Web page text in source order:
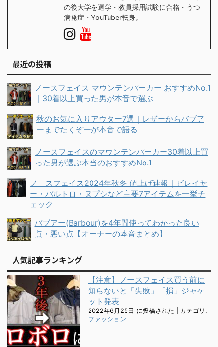
の後大学を退学・教員採用試験に合格・うつ
病発症・YouTuber転身。
最近の投稿
ノースフェイス マウンテンパーカー おすすめNo.1
｜30着以上買った男が本音で選ぶ
秋のお気に入りアウター7選｜レザーからバブア
ーまでたくぞーが本音で語る
ノースフェイスのマウンテンパーカー30着以上買
った男が選ぶ本当のおすすめNo.1
ノースフェイス2024年秋冬 値上げ速報｜ビレイヤ
ー・バルトロ・ヌプシなど主要7アイテムを一挙チ
ェック
バブアー(Barbour)を4年間使ってわかった良い
点・悪い点【オーナーの本音まとめ】
人気記事ランキング
【注意】ノースフェイス買う前に
知らないと「失敗」「損」ジャケ
ット発表
2022年6月25日 に投稿された
カテゴリ:
ファッション